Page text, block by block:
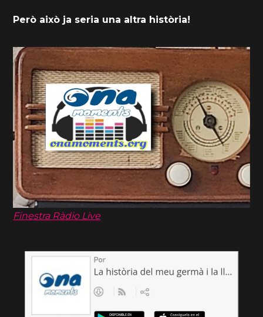
Però això ja seria una altra història!
Finestra Ràdio Live